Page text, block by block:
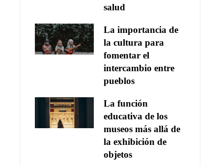
salud
La importancia de
la cultura para
fomentar el
intercambio entre
pueblos
La función
educativa de los
museos más allá de
la exhibición de
objetos